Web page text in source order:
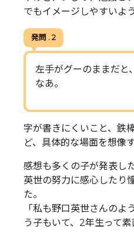
でもイメージしやすいよう
発問 . 2
左手がグーのままだと
なあ。
字が書きにくいこと、鉄
ど、具体的な場面を想像
感想も多くの子が発表した
英世の努力に感心したり
た。
「私も野口英世さんのよ
う子もいて、2年生って